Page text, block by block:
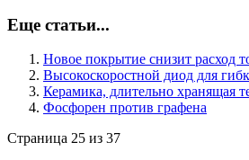
Еще статьи...
Новое покрытие снизит расход
Высокоскоростной диод для
Керамика, длительно хранящая
Фосфорен против графена
Страница 25 из 37